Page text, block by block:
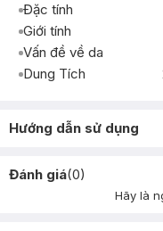
Đặc tính
Giới tính
Vấn đề về da
Dung Tích
Hướng dẫn sử dụng
Đánh giá(0)
Hãy là